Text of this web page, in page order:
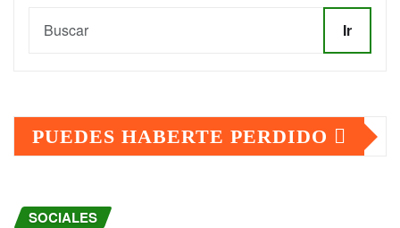
Ir
PUEDES HABERTE PERDIDO
SOCIALES